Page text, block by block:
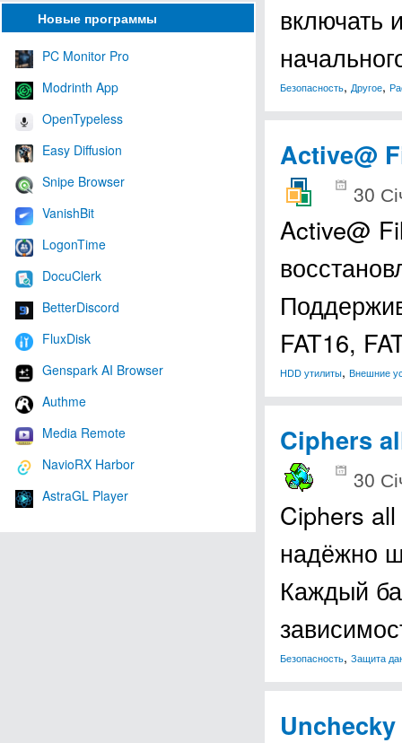
Новые программы
PC Monitor Pro
Modrinth App
OpenTypeless
Easy Diffusion
Snipe Browser
VanishBit
LogonTime
DocuClerk
BetterDiscord
FluxDisk
Genspark AI Browser
Authme
Media Remote
NavioRX Harbor
AstraGL Player
включать
Безопасность, Другое,
Active@
30
Active@
FAT16,
HDD утилиты, Внешние
Ciphers
30
Ciphers
надёжно
Каждый
Безопасность, Защита
Unchecky